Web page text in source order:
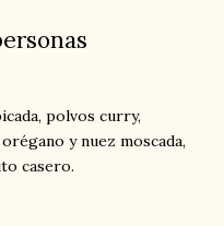
polvos curry,
y nuez moscada,
casero.